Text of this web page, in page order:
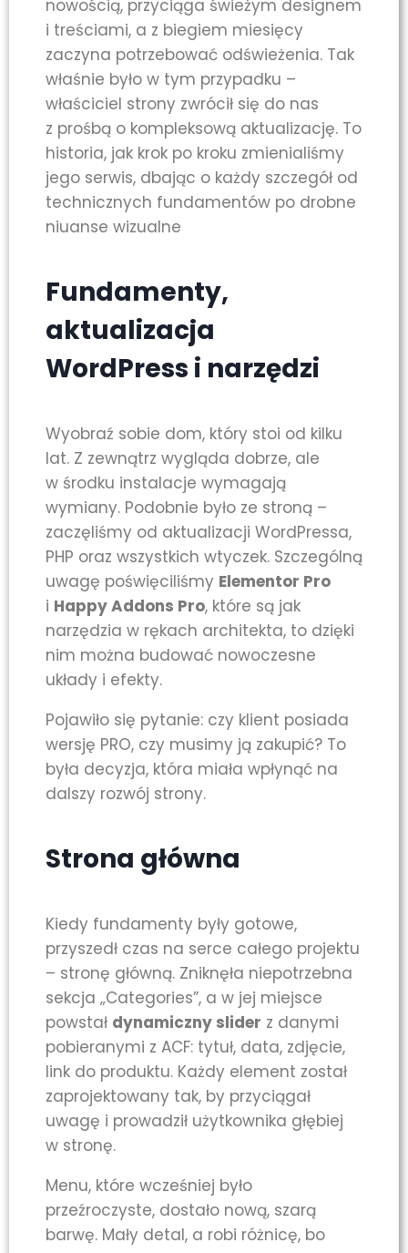
nowością, przyciąga świeżym designem
i treściami, a z biegiem miesięcy
zaczyna potrzebować odświeżenia. Tak
właśnie było w tym przypadku –
właściciel strony zwrócił się do nas
z prośbą o kompleksową aktualizację. To
historia, jak krok po kroku zmienialiśmy
jego serwis, dbając o każdy szczegół od
technicznych fundamentów po drobne
niuanse wizualne
Fundamenty,
aktualizacja
WordPress i narzędzi
Wyobraź sobie dom, który stoi od kilku
lat. Z zewnątrz wygląda dobrze, ale
w środku instalacje wymagają
wymiany. Podobnie było ze stroną –
zaczęliśmy od aktualizacji WordPressa,
PHP oraz wszystkich wtyczek. Szczególną
uwagę poświęciliśmy Elementor Pro
i Happy Addons Pro, które są jak
narzędzia w rękach architekta, to dzięki
nim można budować nowoczesne
układy i efekty.
Pojawiło się pytanie: czy klient posiada
wersję PRO, czy musimy ją zakupić? To
była decyzja, która miała wpłynąć na
dalszy rozwój strony.
Strona główna
Kiedy fundamenty były gotowe,
przyszedł czas na serce całego projektu
– stronę główną. Zniknęła niepotrzebna
sekcja „Categories”, a w jej miejsce
powstał dynamiczny slider z danymi
pobieranymi z ACF: tytuł, data, zdjęcie,
link do produktu. Każdy element został
zaprojektowany tak, by przyciągał
uwagę i prowadził użytkownika głębiej
w stronę.
Menu, które wcześniej było
przeźroczyste, dostało nową, szarą
barwę. Mały detal, a robi różnicę, bo